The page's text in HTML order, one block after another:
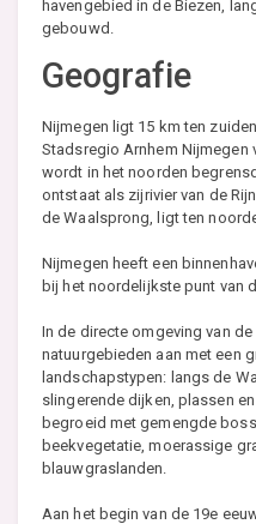
havengebied in de Biezen,
gebouwd.
Geografie
Nijmegen ligt 15 km ten
Stadsregio Arnhem Nijmegen
wordt in het noorden
ontstaat als zijrivier van de
de Waalsprong, ligt ten
Nijmegen heeft een
bij het noordelijkste punt van
In de directe omgeving van
natuurgebieden aan met een
landschapstypen: langs de
slingerende dijken, plassen
begroeid met gemengde
beekvegetatie, moerassige
blauwgraslanden.
Aan het begin van de 19e